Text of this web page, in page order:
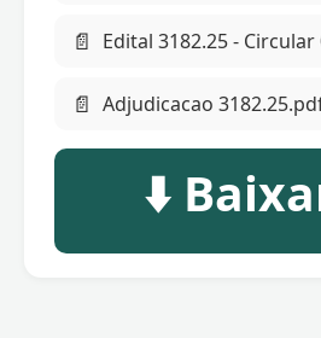
📄 Edital 3182.25 -
📄 Adjudicacao
⬇️